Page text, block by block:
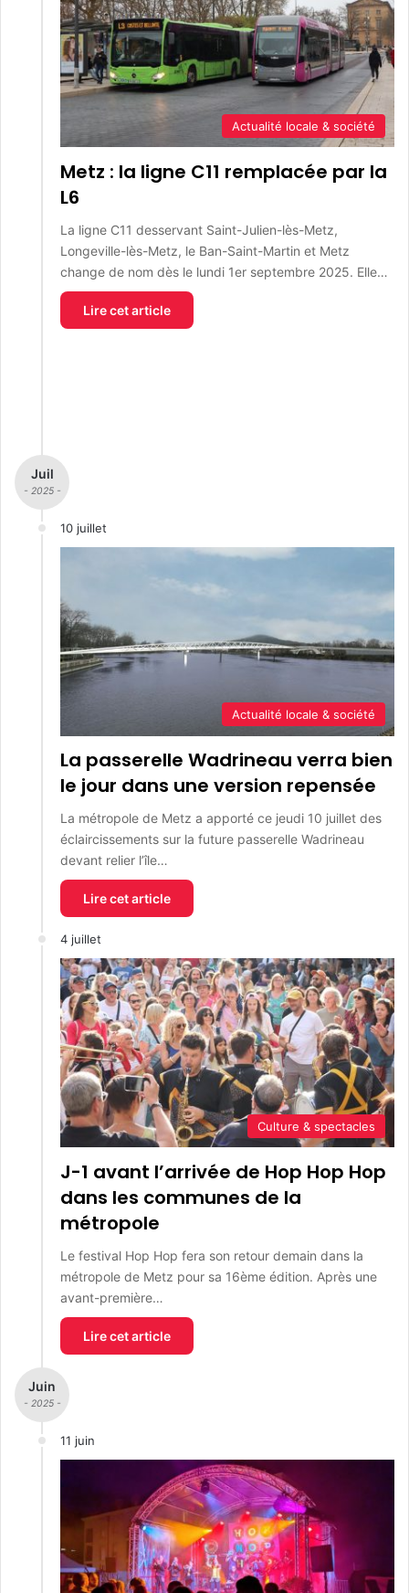
Actualité locale & société
Metz : la ligne C11 remplacée par la
L6
La ligne C11 desservant Saint-Julien-lès-Metz,
Longeville-lès-Metz, le Ban-Saint-Martin et Metz
change de nom dès le lundi 1er septembre 2025. Elle…
Lire cet article
Juil
- 2025 -
10 juillet
Actualité locale & société
La passerelle Wadrineau verra bien
le jour dans une version repensée
La métropole de Metz a apporté ce jeudi 10 juillet des
éclaircissements sur la future passerelle Wadrineau
devant relier l’île…
Lire cet article
4 juillet
Culture & spectacles
J-1 avant l’arrivée de Hop Hop Hop
dans les communes de la
métropole
Le festival Hop Hop fera son retour demain dans la
métropole de Metz pour sa 16ème édition. Après une
avant-première…
Lire cet article
Juin
- 2025 -
11 juin